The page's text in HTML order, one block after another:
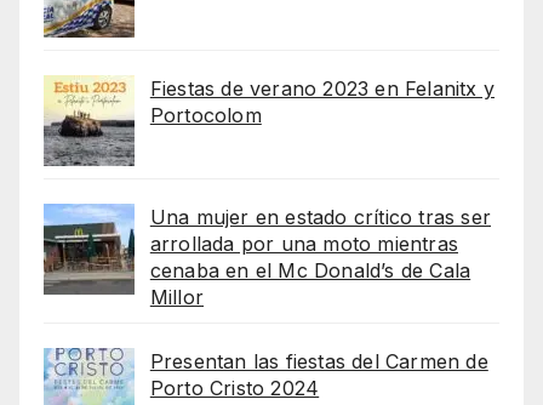
Fiestas de verano 2023 en Felanitx y
Portocolom
Una mujer en estado crítico tras ser
arrollada por una moto mientras
cenaba en el Mc Donald’s de Cala
Millor
Presentan las fiestas del Carmen de
Porto Cristo 2024